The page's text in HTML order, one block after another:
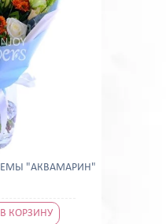
"АКВАМАРИН"
В КОРЗИНУ